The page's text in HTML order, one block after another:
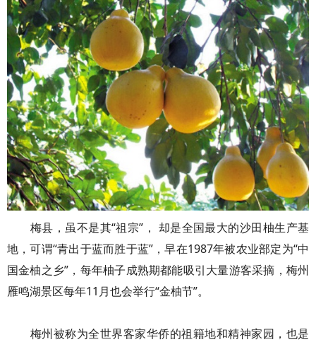
梅县，虽不是其“祖宗”， 却是全国最大的沙田柚生产基
地，可谓“青出于蓝而胜于蓝”，早在1987年被农业部定为“中
国金柚之乡”，每年柚子成熟期都能吸引大量游客采摘，梅州
雁鸣湖景区每年11月也会举行“金柚节”。
梅州被称为全世界客家华侨的祖籍地和精神家园，也是